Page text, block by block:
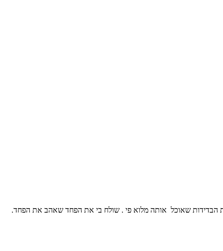
הבדידות שאוכל אותה מלוא פי . שולח בי את הפחד שאהב את הפחד.